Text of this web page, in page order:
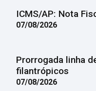
ICMS/AP: Nota
07/08/2026
Prorrogada linha
filantrópicos
07/08/2026